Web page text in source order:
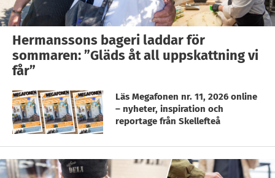
Hermanssons bageri laddar för
sommaren: ”Gläds åt all uppskattning vi
får”
Läs Megafonen nr. 11, 2026 online
– nyheter, inspiration och
reportage från Skellefteå